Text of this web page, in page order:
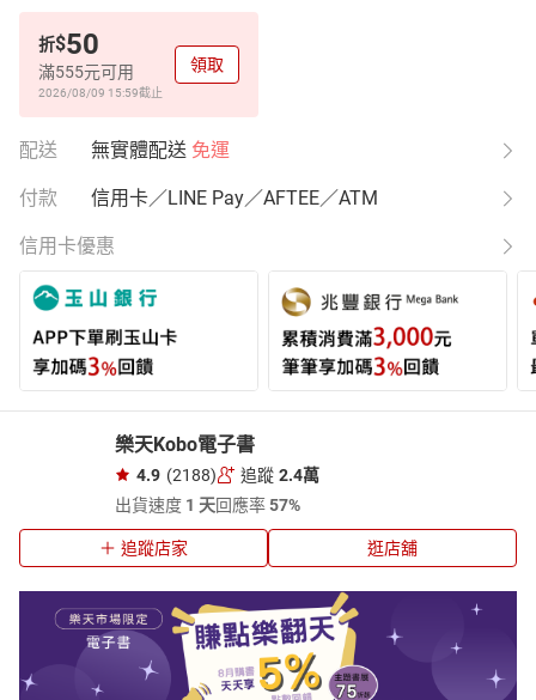
折$50
滿555元可用
2026/08/09 15:59截止
領取
配送 無實體配送 免運
付款 信用卡／LINE Pay／AFTEE／ATM
信用卡優惠
樂天Kobo電子書
4.9 (2188) 追蹤 2.4萬
出貨速度 1 天回應率57%
追蹤店家 逛店舖